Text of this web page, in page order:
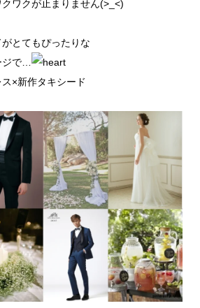
ワクが止まりません(>_<)
とてもぴったりな
で…
×新作タキシード